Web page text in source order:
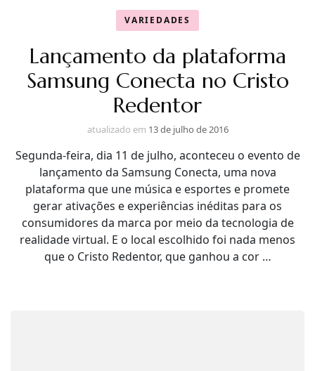
VARIEDADES
Lançamento da plataforma
Samsung Conecta no Cristo
Redentor
atualizado em 13 de julho de 2016
Segunda-feira, dia 11 de julho, aconteceu o evento de
lançamento da Samsung Conecta, uma nova
plataforma que une música e esportes e promete
gerar ativações e experiências inéditas para os
consumidores da marca por meio da tecnologia de
realidade virtual. E o local escolhido foi nada menos
que o Cristo Redentor, que ganhou a cor …